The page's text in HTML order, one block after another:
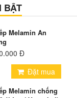
BẬT
Melamin An
Đ
Đặt mua
Melamin chống